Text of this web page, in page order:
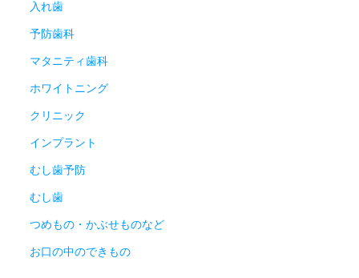
入れ歯
予防歯科
マタニティ歯科
ホワイトニング
クリニック
インプラント
むし歯予防
むし歯
つめもの・かぶせものなど
お口の中のできもの